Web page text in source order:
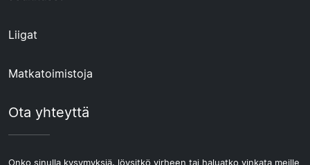
Liigat
Matkatoimistoja
Ota yhteyttä
Onko sinulla kysymyksiä, löysitkö virheen tai haluatko vinkata meille